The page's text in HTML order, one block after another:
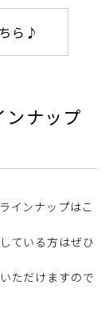
ら♪
ンナップ
インナップはこ
ている方はぜひ
ただけますので